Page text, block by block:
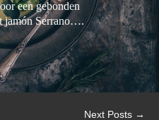
een gebonden
jamón Serrano….
Next Posts →